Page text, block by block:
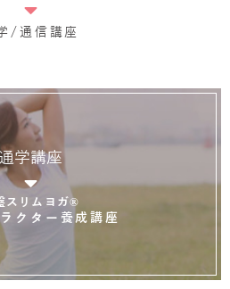
/通信講座
通学講座
スリムヨガ®
クター養成講座